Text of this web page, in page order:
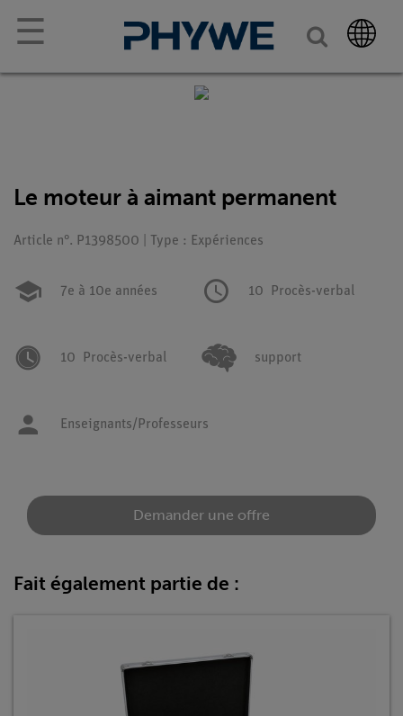
☰
Le moteur à aimant permanent
Article n°. P1398500 | Type : Expériences
7e à 10e années 10 Procès-verbal
10 Procès-verbal support
Enseignants/Professeurs
Demander une offre
Fait également partie de :